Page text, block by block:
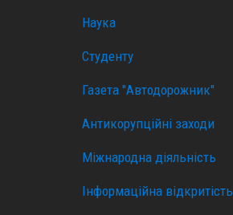
Наука
Студенту
Газета "Автодорожник"
Антикорупційні заходи
Міжнародна діяльність
Інформаційна відкритість